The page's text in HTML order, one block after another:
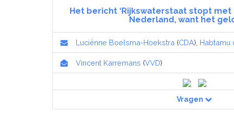
Het bericht ‘Rijkswaterstaat stopt
Nederland, want het
Luciënne Boelsma-Hoekstra (CDA), Habtamu
Vincent Karremans (VVD)
Vragen